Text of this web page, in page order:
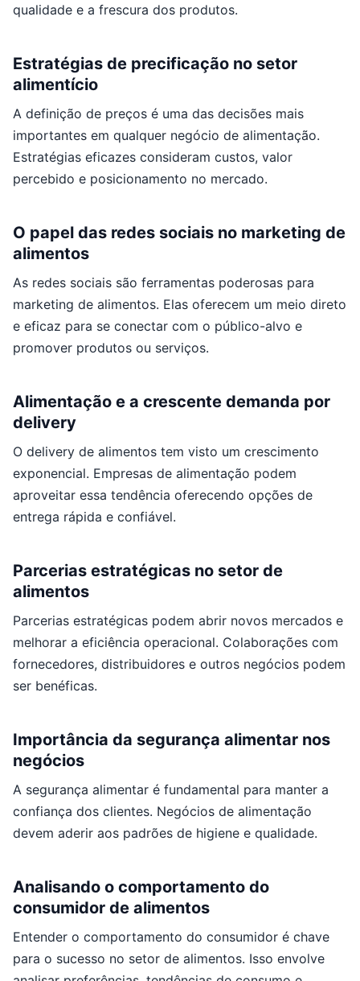
qualidade e a frescura dos produtos.
Estratégias de precificação no setor
alimentício
A definição de preços é uma das decisões mais
importantes em qualquer negócio de alimentação.
Estratégias eficazes consideram custos, valor
percebido e posicionamento no mercado.
O papel das redes sociais no marketing de
alimentos
As redes sociais são ferramentas poderosas para
marketing de alimentos. Elas oferecem um meio direto
e eficaz para se conectar com o público-alvo e
promover produtos ou serviços.
Alimentação e a crescente demanda por
delivery
O delivery de alimentos tem visto um crescimento
exponencial. Empresas de alimentação podem
aproveitar essa tendência oferecendo opções de
entrega rápida e confiável.
Parcerias estratégicas no setor de
alimentos
Parcerias estratégicas podem abrir novos mercados e
melhorar a eficiência operacional. Colaborações com
fornecedores, distribuidores e outros negócios podem
ser benéficas.
Importância da segurança alimentar nos
negócios
A segurança alimentar é fundamental para manter a
confiança dos clientes. Negócios de alimentação
devem aderir aos padrões de higiene e qualidade.
Analisando o comportamento do
consumidor de alimentos
Entender o comportamento do consumidor é chave
para o sucesso no setor de alimentos. Isso envolve